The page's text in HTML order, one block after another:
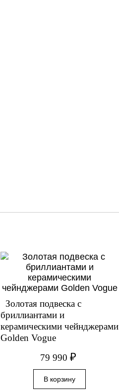
Золотая подвеска с
бриллиантами и
керамическими чейнджерами
Golden Vogue
79 990₽